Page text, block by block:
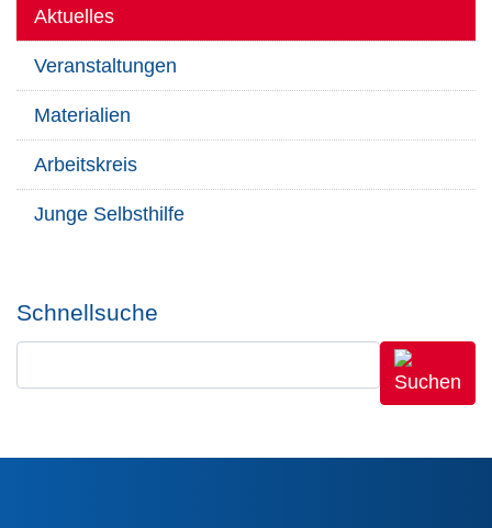
Aktuelles
Veranstaltungen
Materialien
Arbeitskreis
Junge Selbsthilfe
Schnellsuche